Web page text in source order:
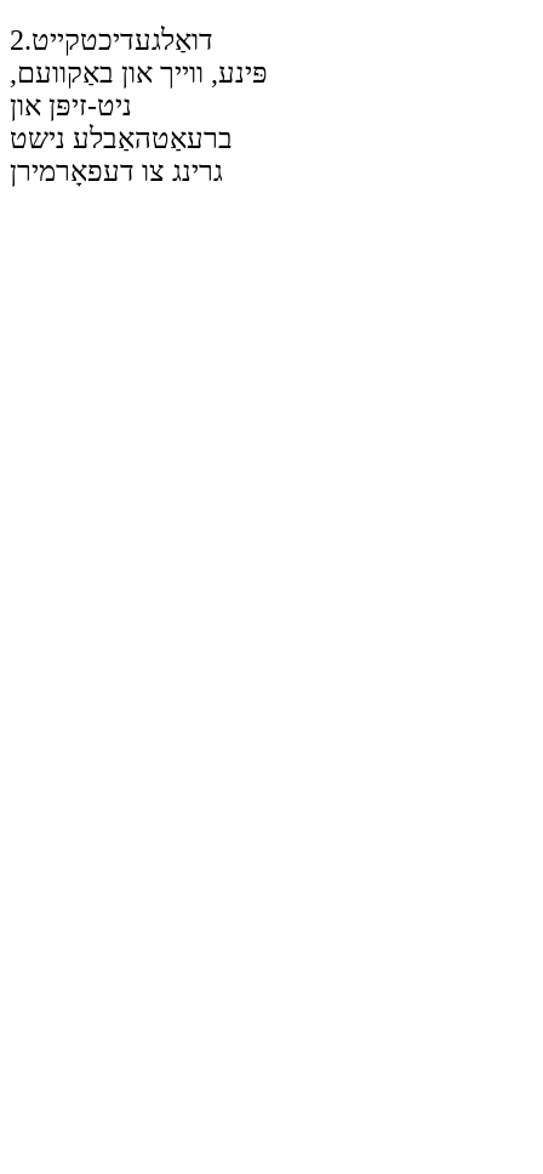
2. דואַלגעדיכטקייט
פּינע, ווייך און באַקוועם,
ניט-זיפּן און
ברעאַטהאַבלע נישט
גרינג צו דעפאָרמירן